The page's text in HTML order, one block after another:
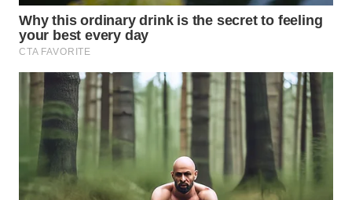
BINTAN
WN
WN
LIKUPANG
WN
LABUANBAJO